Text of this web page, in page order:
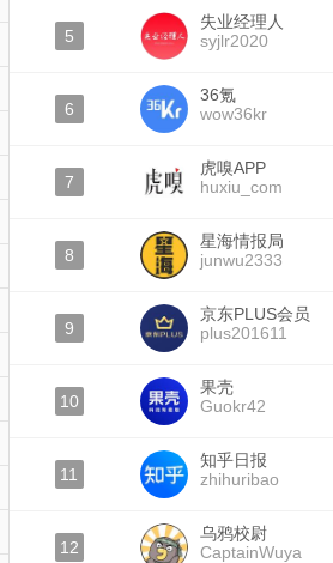
5
失业经理人
syjlr2020
6
36氪
wow36kr
7
虎嗅APP
huxiu_com
8
星海情报局
junwu2333
9
京东PLUS会员
plus201611
10
果壳
Guokr42
11
知乎日报
zhihuribao
12
乌鸦校尉
CaptainWuya